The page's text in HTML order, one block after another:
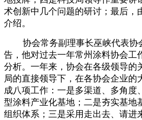
术创新中几个问题的研讨；最后，
介绍。
协会常务副理事长巫峡代表协
告，他对过去一年常州涂料协会工
分析。一年来，协会在各级领导的
局的直接领导下，在各协会企业的
成八项工作：一是多渠道、多角度
型涂料产业化基地；二是夯实基地
组织体系；三是采用走出去、请进